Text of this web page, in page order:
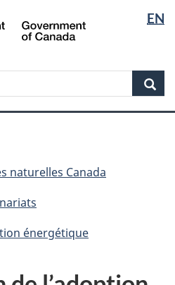
Aller
au
principal
Skip
to
government"
Passer
à
version
simplifiée
langue
EN
Canada
naturelles Canada
énergétique